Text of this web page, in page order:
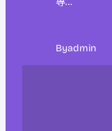
Byadmin